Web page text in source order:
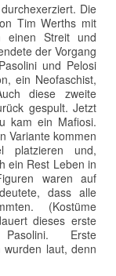
Die
Tim Werths mit
einen Streit und
der Vorgang
und Pelosi
ein Neofaschist,
diese zweite
gespult. Jetzt
kam ein Mafiosi.
Variante kommen
platzieren und,
ein Rest Leben in
waren auf
dass alle
(Kostüme
dieses erste
Erste
wurden laut, denn